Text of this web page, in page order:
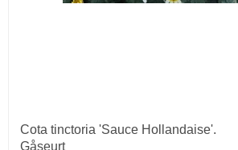
Cota tinctoria 'Sauce Hollandaise'.
Gåseurt